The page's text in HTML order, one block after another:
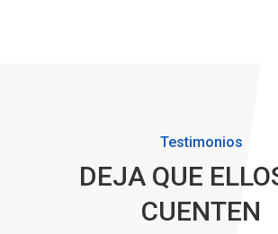
Testimonios
DEJA QUE
CUENTEN